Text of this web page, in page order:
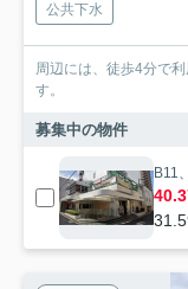
公共下水
周辺には、徒歩4分で
す。
募集中の物件
B11